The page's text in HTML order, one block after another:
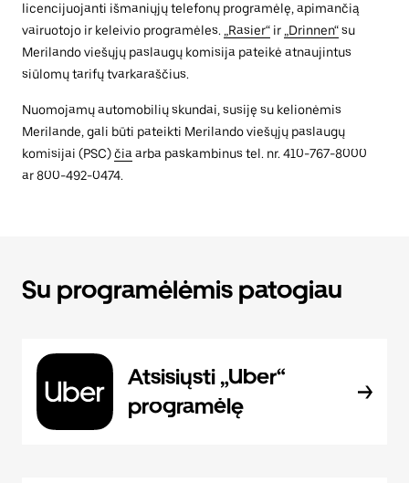
licencijuojanti išmaniųjų telefonų programėlę, apimančią
vairuotojo ir keleivio programėles.
„Rasier“ ir „Drinnen“su
Merilando viešųjų paslaugų komisija pateikė atnaujintus
siūlomų tarifų tvarkaraščius.
Nuomojamų automobilių skundai, susiję su kelionėmis
Merilande, gali būti pateikti Merilando viešųjų paslaugų
komisijai (PSC)čiaarba paskambinus tel. nr. 410-767-8000
ar 800-492-0474.
Su programėlėmis patogiau
Atsisiųsti „Uber“
programėlę